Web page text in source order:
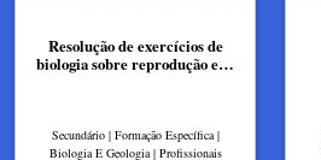
Resolução de exercícios de
biologia sobre reprodução e…
Secundário | Formação Específica |
Biologia E Geologia | Profissionais